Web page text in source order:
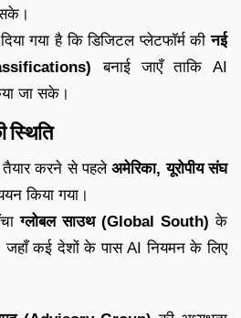
गया है कि डिजिटल प्लेटफॉर्म कीनई
बनाई जाएँ ताकि AI
जा सके।
स्थिति
तैयार करने से पहलेअमेरिका, यूरोपीय संघ
किया गया।
ग्लोबल साउथ (Global South) के
कई देशों के पास AI नियमन के लिए